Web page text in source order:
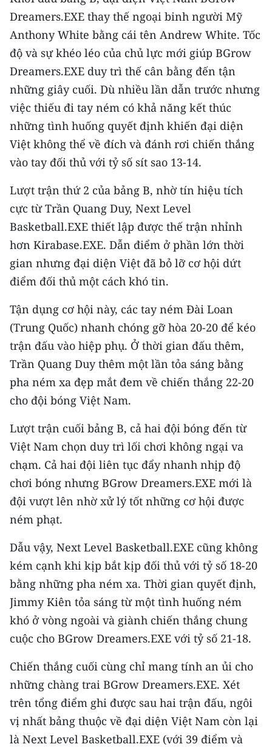
Đồng bằng sông Hồng
Bắc Trung Bộ
Duyên hải Nam Trung Bộ và Tây
Nguyên
Đông Nam Bộ
Đồng bằng sông Cửu Long
Chuyên trang TP. Hồ Chí Minh
CHUYÊN ĐỀ
CÁC CHUYÊN TRANG
THỜI NAY
NHÂN DÂN CUỐI TUẦN
NHÂN DÂN HẰNG THÁNG
ĐỌC BÁO IN
ENGLISH
中文
FRANÇAIS
РУССКИЙ
ESPAÑOL
한국어
Dreamers.EXE thay thế ngoại binh người Mỹ
Anthony White bằng cái tên Andrew White. Tốc
độ và sự khéo léo của chủ lực mới giúp BGrow
Dreamers.EXE duy trì thế cân bằng đến tận
những giây cuối. Dù nhiều lần dẫn trước nhưng
việc thiếu đi tay ném có khả năng kết thúc
những tình huống quyết định khiến đại diện
Việt không thể về đích và đánh rơi chiến thắng
vào tay đối thủ với tỷ số sít sao 13-14.
Lượt trận thứ 2 của bảng B, nhờ tín hiệu tích
cực từ Trần Quang Duy, Next Level
Basketball.EXE thiết lập được thế trận nhỉnh
hơn Kirabase.EXE. Dẫn điểm ở phần lớn thời
gian nhưng đại diện Việt đã bỏ lỡ cơ hội dứt
điểm đối thủ một cách khó tin.
Tận dụng cơ hội này, các tay ném Đài Loan
(Trung Quốc) nhanh chóng gỡ hòa 20-20 để kéo
trận đấu vào hiệp phụ. Ở thời gian đấu thêm,
Trần Quang Duy thêm một lần tỏa sáng bằng
pha ném xa đẹp mắt đem về chiến thắng 22-20
cho đội bóng Việt Nam.
Lượt trận cuối bảng B, cả hai đội bóng đến từ
Việt Nam chọn duy trì lối chơi không ngại va
chạm. Cả hai đội liên tục đẩy nhanh nhịp độ
chơi bóng nhưng BGrow Dreamers.EXE mới là
đội vượt lên nhờ xử lý tốt những cơ hội được
ném phạt.
Dẫu vậy, Next Level Basketball.EXE cũng không
kém cạnh khi kịp bắt kịp đối thủ với tỷ số 18-20
bằng những pha ném xa. Thời gian quyết định,
Jimmy Kiên tỏa sáng từ một tình huống ném
khó ở vòng ngoài và giành chiến thắng chung
cuộc cho BGrow Dreamers.EXE với tỷ số 21-18.
Chiến thắng cuối cùng chỉ mang tính an ủi cho
những chàng trai BGrow Dreamers.EXE. Xét
trên tổng điểm ghi được sau hai trận đấu, ngôi
vị nhất bảng thuộc về đại diện Việt Nam còn lại
là Next Level Basketball.EXE (với 39 điểm và